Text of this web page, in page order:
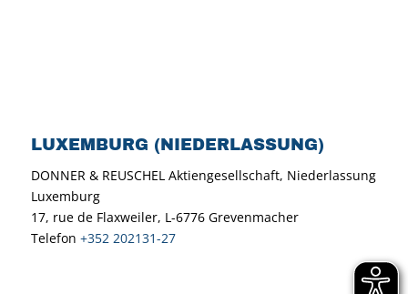
LUXEMBURG (NIEDERLASSUNG)
DONNER & REUSCHEL Aktiengesellschaft, Niederlassung
Luxemburg
17, rue de Flaxweiler, L-6776 Grevenmacher
Telefon +352 202131-27